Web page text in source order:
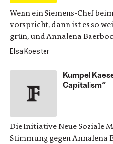
Wenn ein Siemens-Chef
vorspricht, dann ist es so
grün, und Annalena
Elsa Koester
Kumpel
Capitalism“
Die Initiative Neue Soziale
Stimmung gegen Annalena